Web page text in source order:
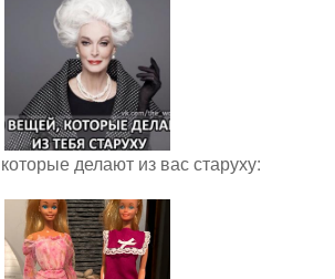
делают из вас старуху: